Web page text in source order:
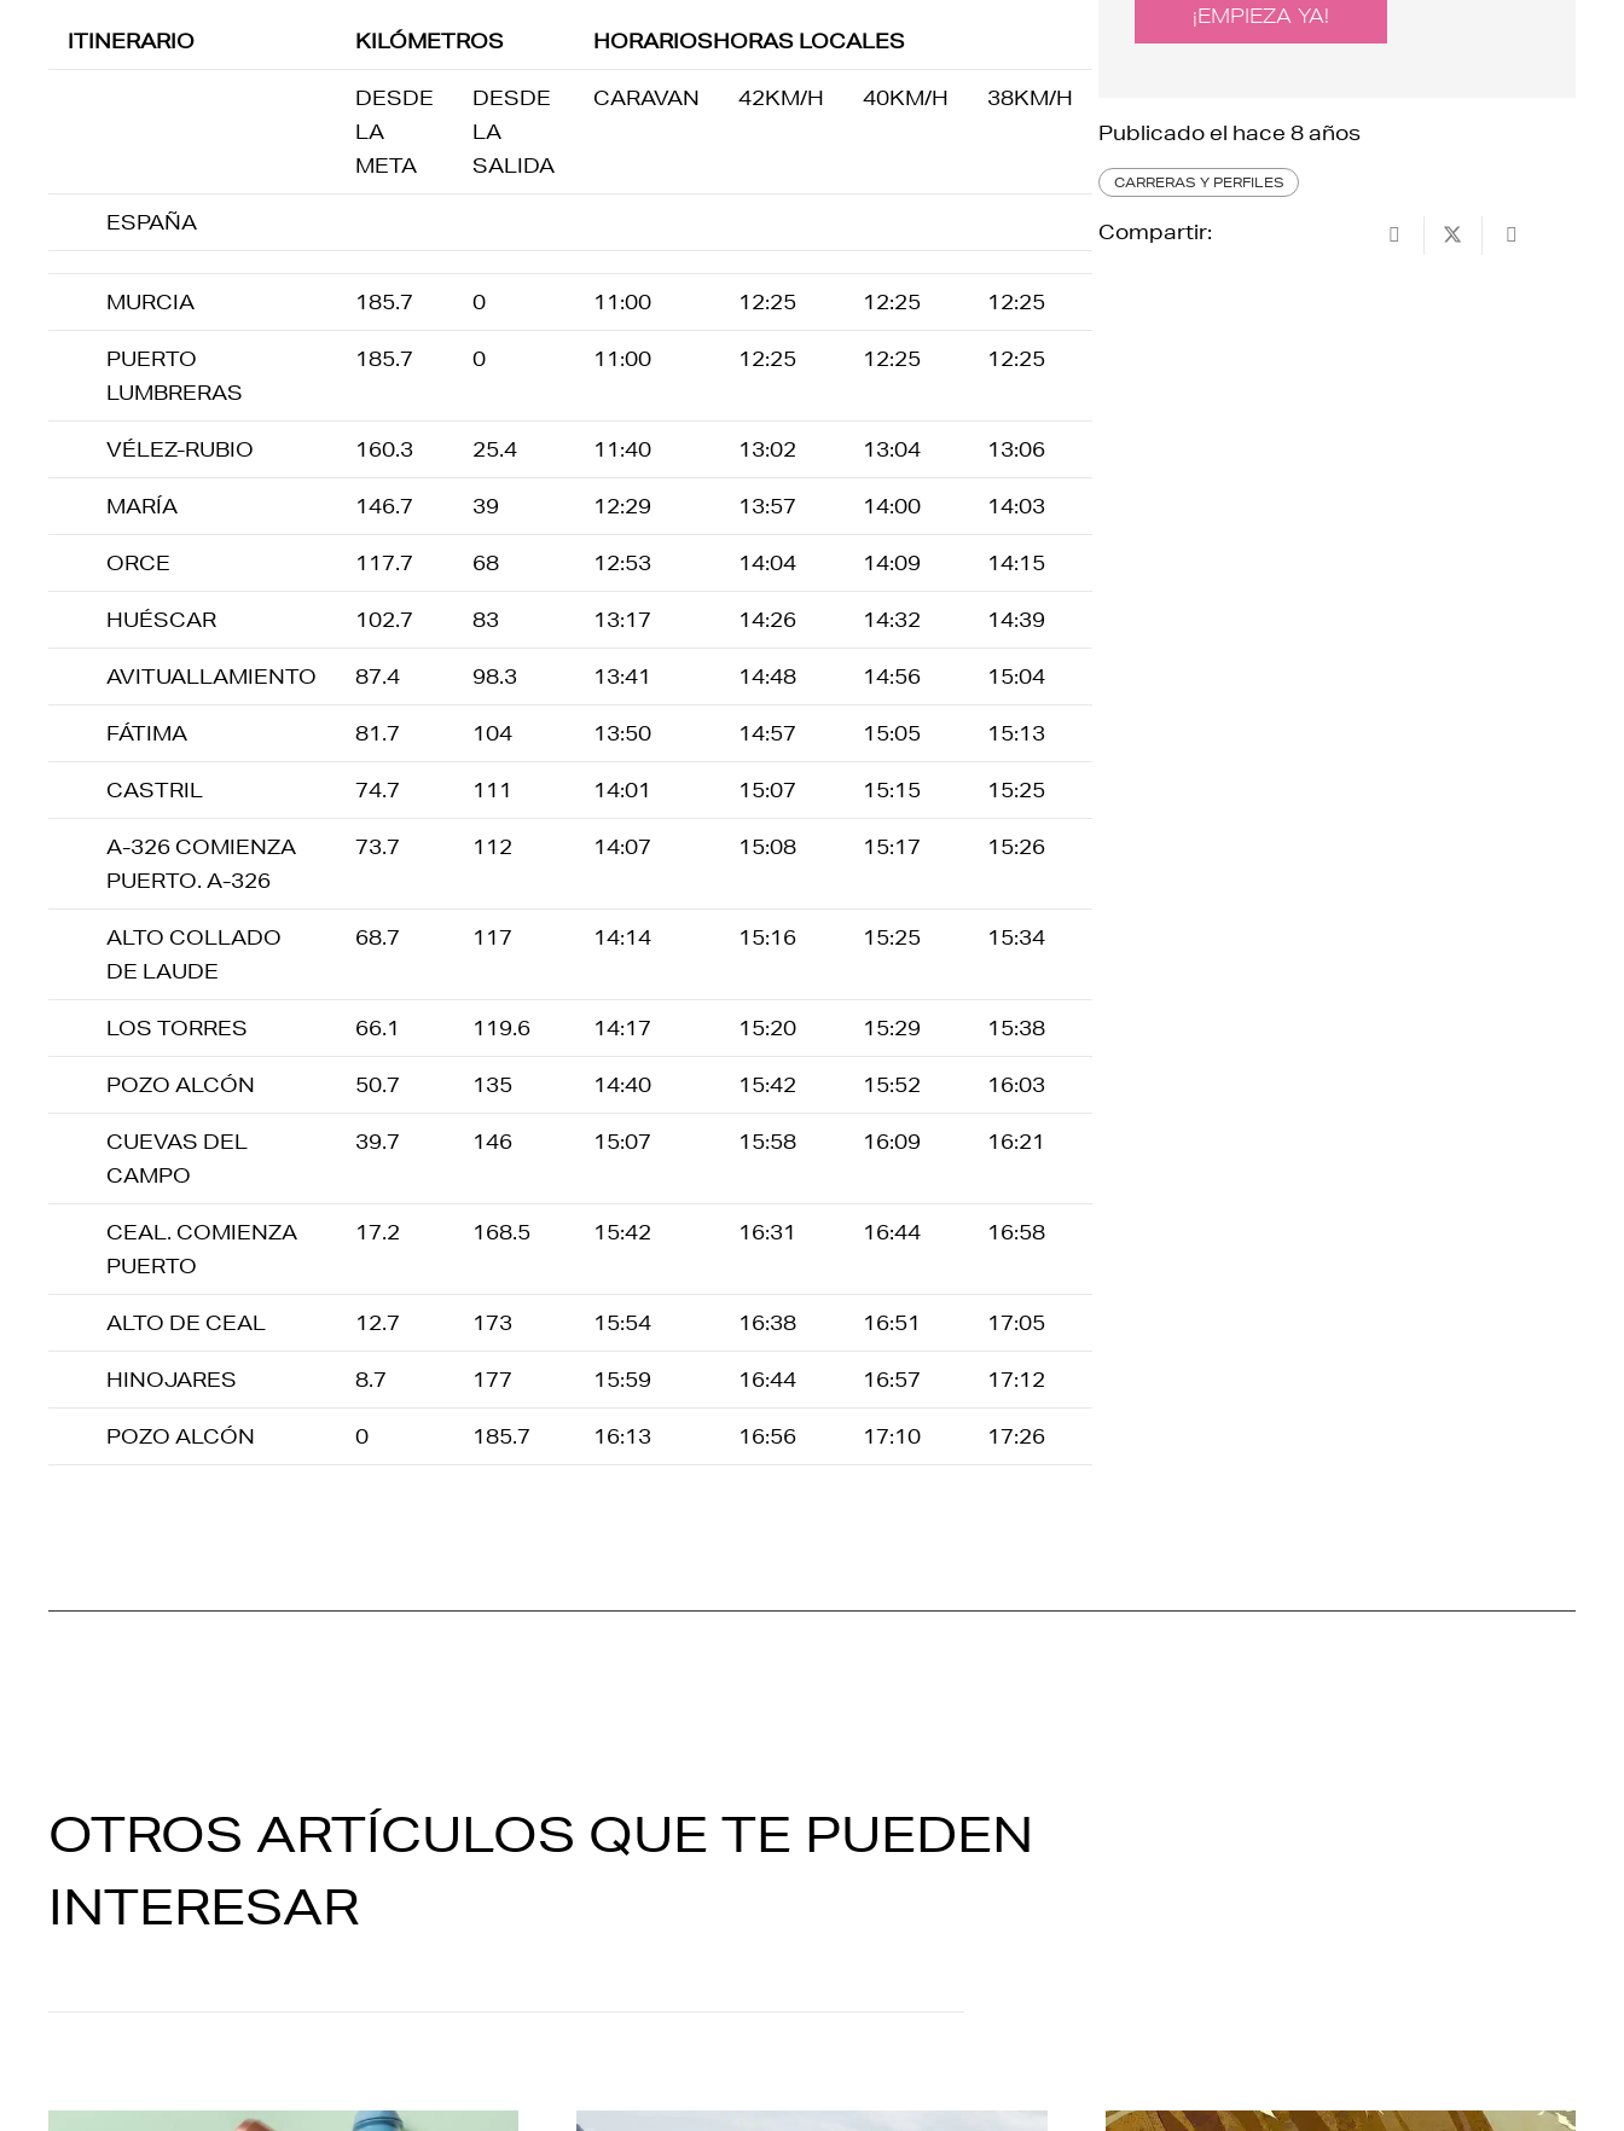
ITINERARIO KILÓMETROS HORARIOSHORAS LOCALES
DESDE
LA
META
DESDE
LA
SALIDA
CARAVAN 42KM/H 40KM/H 38KM/H
ESPAÑA
MURCIA 185.7 0 11:00 12:25 12:25 12:25
PUERTO
LUMBRERAS
185.7 0 11:00 12:25 12:25 12:25
VÉLEZ-RUBIO 160.3 25.4 11:40 13:02 13:04 13:06
MARÍA 146.7 39 12:29 13:57 14:00 14:03
ORCE 117.7 68 12:53 14:04 14:09 14:15
HUÉSCAR 102.7 83 13:17 14:26 14:32 14:39
AVITUALLAMIENTO 87.4 98.3 13:41 14:48 14:56 15:04
FÁTIMA 81.7 104 13:50 14:57 15:05 15:13
CASTRIL 74.7 111 14:01 15:07 15:15 15:25
A-326 COMIENZA
PUERTO. A-326
73.7 112 14:07 15:08 15:17 15:26
ALTO COLLADO
DE LAUDE
68.7 117 14:14 15:16 15:25 15:34
LOS TORRES 66.1 119.6 14:17 15:20 15:29 15:38
POZO ALCÓN 50.7 135 14:40 15:42 15:52 16:03
CUEVAS DEL
CAMPO
39.7 146 15:07 15:58 16:09 16:21
CEAL. COMIENZA
PUERTO
17.2 168.5 15:42 16:31 16:44 16:58
ALTO DE CEAL 12.7 173 15:54 16:38 16:51 17:05
HINOJARES 8.7 177 15:59 16:44 16:57 17:12
POZO ALCÓN 0 185.7 16:13 16:56 17:10 17:26
¡EMPIEZA YA!
Publicado el hace 8 años
CARRERAS Y PERFILES
Compartir:
OTROS ARTÍCULOS QUE TE PUEDEN
INTERESAR